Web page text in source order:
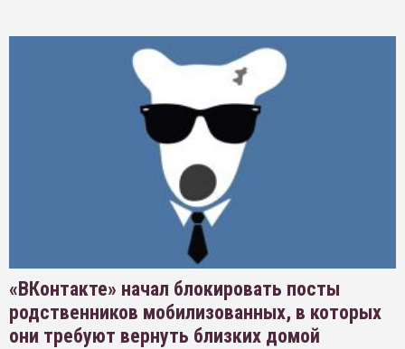
«ВКонтакте» начал блокировать посты
родственников мобилизованных, в которых
они требуют вернуть близких домой